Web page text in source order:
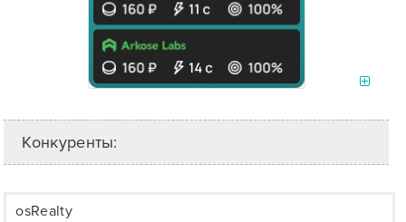
Конкуренты:
osRealty